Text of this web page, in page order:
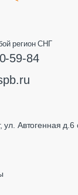
регион СНГ
59-84
ул. Автогенная